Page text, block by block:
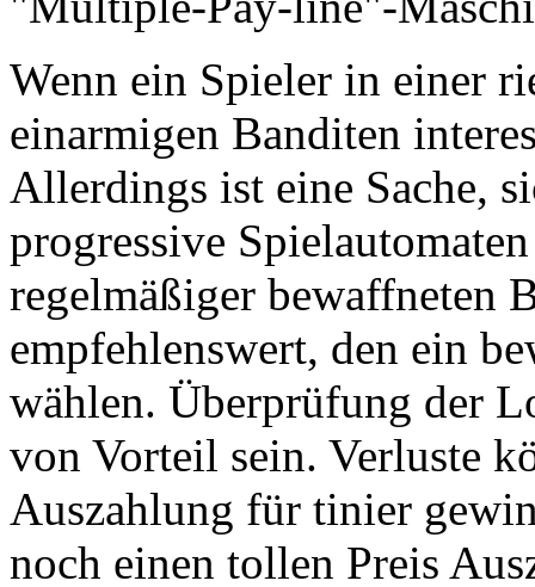
Wenn ein Spieler in einer
einarmigen Banditen
Allerdings ist eine Sache,
progressive
regelmäßiger bewaffneten
empfehlenswert, den ein
wählen. Überprüfung der
von Vorteil sein. Verluste
Auszahlung für tinier
noch einen tollen Preis